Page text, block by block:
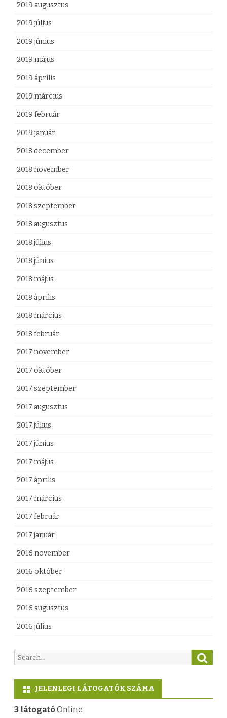
2019 augusztus
2019 július
2019 június
2019 május
2019 április
2019 március
2019 február
2019 január
2018 december
2018 november
2018 október
2018 szeptember
2018 augusztus
2018 július
2018 június
2018 május
2018 április
2018 március
2018 február
2017 november
2017 október
2017 szeptember
2017 augusztus
2017 július
2017 június
2017 május
2017 április
2017 március
2017 február
2017 január
2016 november
2016 október
2016 szeptember
2016 augusztus
2016 július
a
c
e
h
JELENLEGI LÁTOGATÓK SZÁMA
3 látogatóOnline